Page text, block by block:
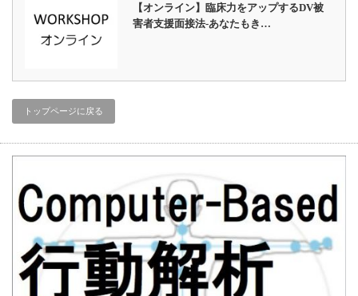
【オンライン】臨床力をアップするDV被
害者支援面接法-あなたもき…
トップページに戻る